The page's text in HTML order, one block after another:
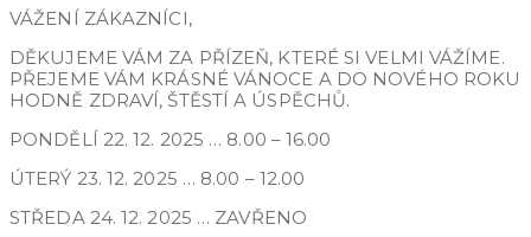
VÁŽENÍ ZÁKAZNÍCI,
DĚKUJEME VÁM ZA PŘÍZEŇ, KTERÉ SI VELMI VÁŽÍME.
PŘEJEME VÁM KRÁSNÉ VÁNOCE A DO NOVÉHO ROKU
HODNĚ ZDRAVÍ, ŠTĚSTÍ A ÚSPĚCHŮ.
PONDĚLÍ 22. 12. 2025 … 8.00 – 16.00
ÚTERÝ 23. 12. 2025 … 8.00 – 12.00
STŘEDA 24. 12. 2025 … ZAVŘENO